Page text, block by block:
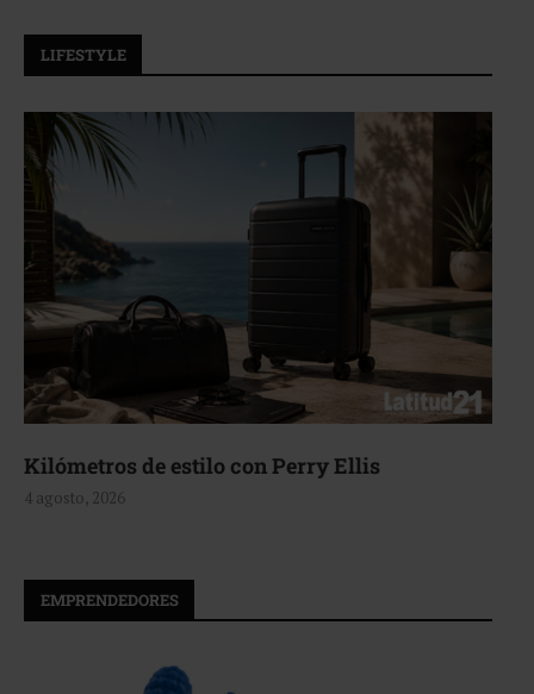
LIFESTYLE
Aerie, texturas que fluyen
4 agosto, 2026
EMPRENDEDORES